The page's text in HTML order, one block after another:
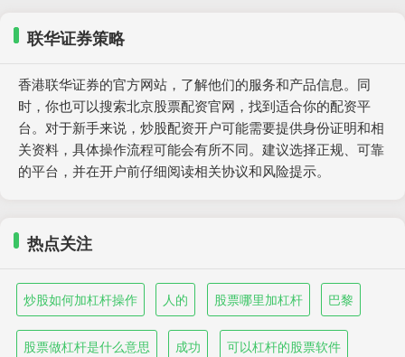
联华证券策略
香港联华证券的官方网站，了解他们的服务和产品信息。同
时，你也可以搜索北京股票配资官网，找到适合你的配资平
台。对于新手来说，炒股配资开户可能需要提供身份证明和相
关资料，具体操作流程可能会有所不同。建议选择正规、可靠
的平台，并在开户前仔细阅读相关协议和风险提示。
热点关注
炒股如何加杠杆操作 人的 股票哪里加杠杆 巴黎
股票做杠杆是什么意思 成功 可以杠杆的股票软件